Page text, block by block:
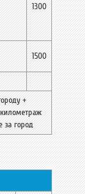
1300
1500
+
за город